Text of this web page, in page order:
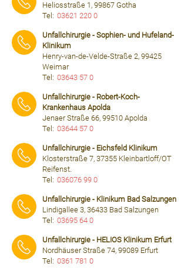
Heliosstraße 1, 99867 Gotha
Tel: 03621 220 0
Unfallchirurgie - Sophien- und Hufeland-
Klinikum
Henry-van-de-Velde-Straße 2, 99425
Weimar
Tel: 03643 57 0
Unfallchirurgie - Robert-Koch-
Krankenhaus Apolda
Jenaer Straße 66, 99510 Apolda
Tel: 03644 57 0
Unfallchirurgie - Eichsfeld Klinikum
Klosterstraße 7, 37355 Kleinbartloff/OT
Reifenst.
Tel: 036076 99 0
Unfallchirurgie - Klinikum Bad Salzungen
Lindigallee 3, 36433 Bad Salzungen
Tel: 03695 64 0
Unfallchirurgie - HELIOS Klinikum Erfurt
Nordhäuser Straße 74, 99089 Erfurt
Tel: 0361 781 0